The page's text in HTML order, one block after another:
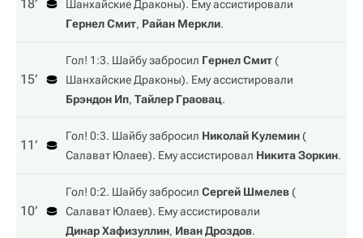
18‎’‎
Шанхайские Драконы). Ему ассистировали
Гернел Смит, Райан Меркли.
15‎’‎
Гол! 1:3. Шайбу забросил Гернел Смит(
Шанхайские Драконы). Ему ассистировали
Брэндон Ип, Тайлер Граовац.
11‎’‎
Гол! 0:3. Шайбу забросил Николай Кулемин(
Салават Юлаев). Ему ассистировал Никита Зоркин.
10‎’‎
Гол! 0:2. Шайбу забросил Сергей Шмелев(
Салават Юлаев). Ему ассистировали
Динар Хафизуллин, Иван Дроздов.